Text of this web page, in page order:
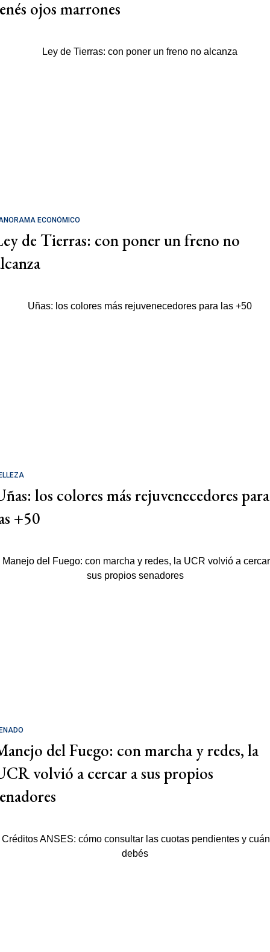
ojos marrones
ECONÓMICO
de Tierras: con poner un freno no
los colores más rejuvenecedores para
+50
del Fuego: con marcha y redes, la
volvió a cercar a sus propios